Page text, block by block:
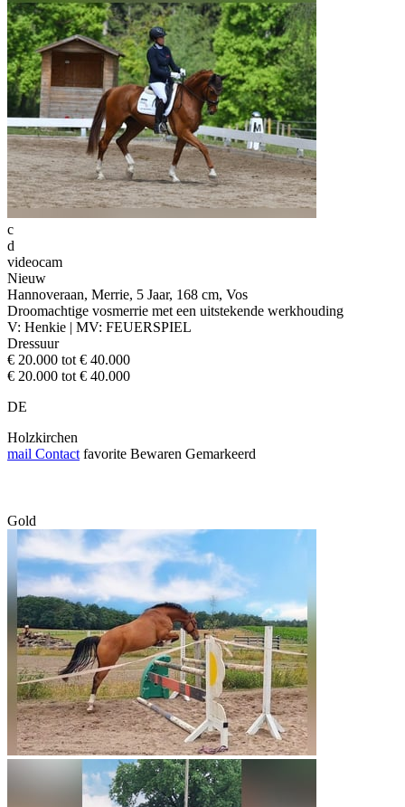
c
d
videocam
Nieuw
Hannoveraan, Merrie, 5 Jaar, 168 cm, Vos
Droomachtige vosmerrie met een uitstekende werkhouding
V: Henkie | MV: FEUERSPIEL
Dressuur
€ 20.000 tot € 40.000
€ 20.000 tot € 40.000
DE
Holzkirchen
mail Contact favorite Bewaren Gemarkeerd
Gold